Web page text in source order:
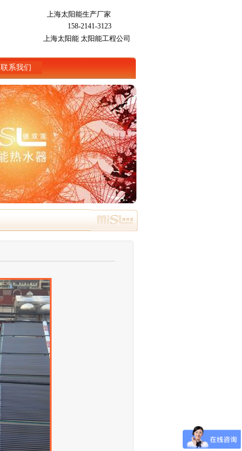
上海太阳能生产厂家
158-2141-3123
上海太阳能 太阳能工程公司
联系我们